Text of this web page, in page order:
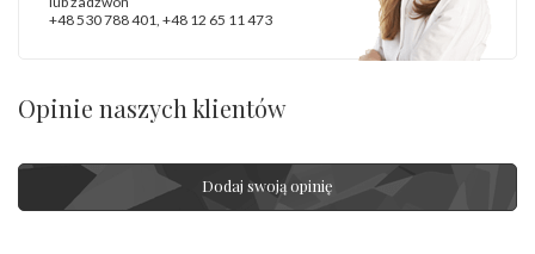
+48 530 788 401, +48 12 65 11 473
Opinie naszych klientów
Dodaj swoją opinię